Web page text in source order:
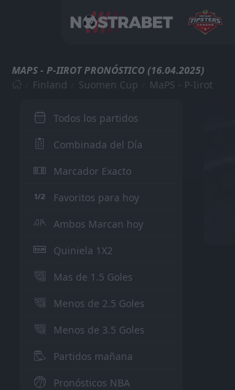
MAPS - P-IIROT PRONÓSTICO (16.04.2025)
Finland
Suomen Cup MaPS - P-Iirot
Todos los partidos
Combinada del Día
Marcador Exacto
Favoritos para hoy
Ambos Marcan hoy
Quiniela 1X2
Mas de 1.5 Goles
Menos de 2.5 Goles
Menos de 3.5 Goles
Partidos mañana
Pronósticos NBA